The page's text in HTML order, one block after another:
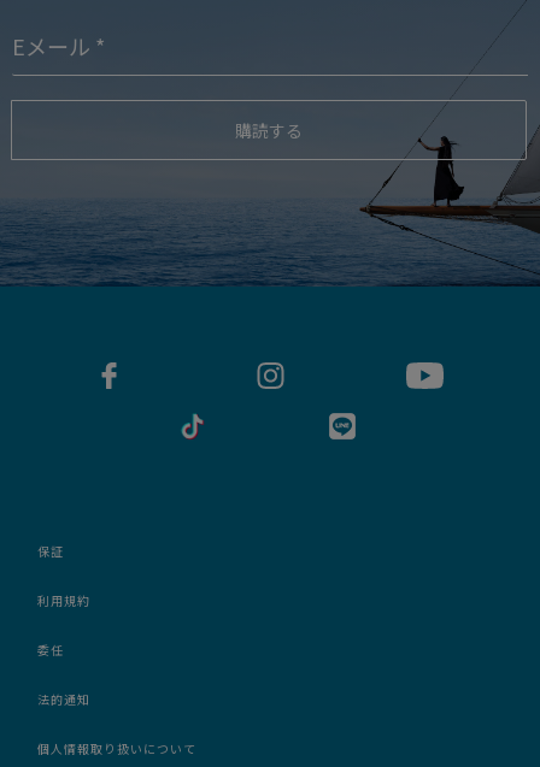
購読する
保証
利用規約
委任
法的通知
個人情報取り扱いについて